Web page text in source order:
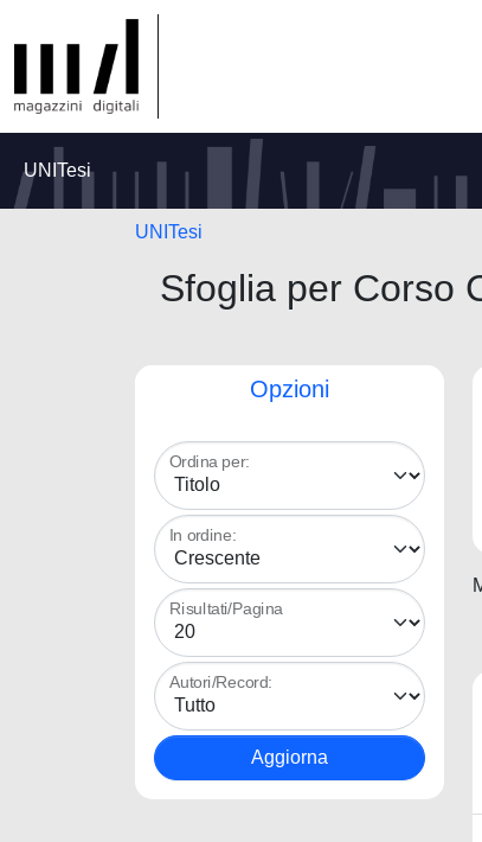
UNITesi
UNITesi
Sfoglia per Corso
Opzioni
Ordina per:
In ordine:
Risultati/Pagina
Autori/Record: